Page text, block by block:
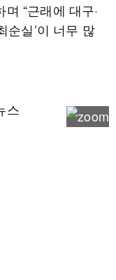
“근래에 대구·
순실’이 너무 많